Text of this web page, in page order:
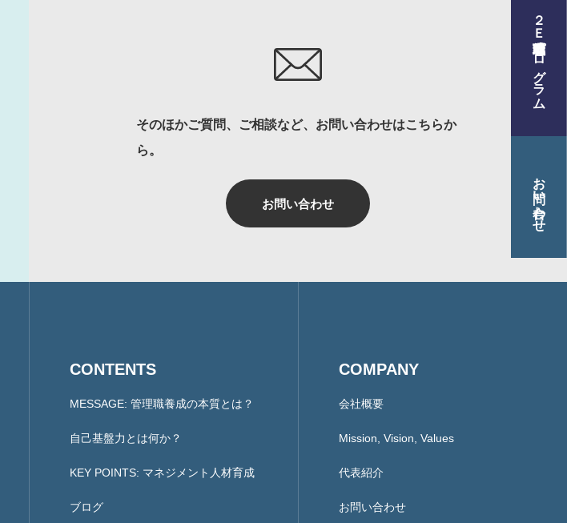
2E Consulting の人材育成について
２Ｅ式管理職養成プログラム
お問い合わせ
お問い合わせ
そのほかご質問、ご相談など、お問い合わせはこちらか
ら。
CONTENTS
MESSAGE: 管理職養成の本質とは？
自己基盤力とは何か？
KEY POINTS: マネジメント人材育成
ブログ
COMPANY
会社概要
Mission, Vision, Values
代表紹介
お問い合わせ